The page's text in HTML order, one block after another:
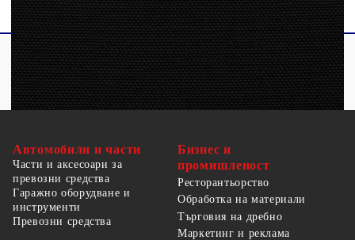
Автомобили и части
Части и аксесоари за
превозни средства
Гаражно оборудване и
инструменти
Превозни средства
Бизнес и
промишленост
Ресторантьорство
Обработка на материали
Търговия на дребно
Маркетинг и реклама